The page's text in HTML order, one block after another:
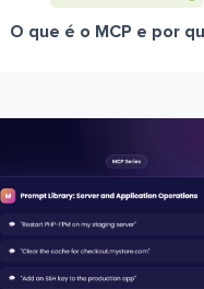
O que é o MCP e por